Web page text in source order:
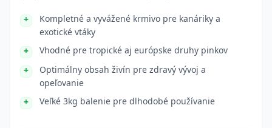
Kompletné a vyvážené krmivo pre kanáriky a
exotické vtáky
Vhodné pre tropické aj európske druhy pinkov
Optimálny obsah živín pre zdravý vývoj a
opeľovanie
Veľké 3kg balenie pre dlhodobé používanie